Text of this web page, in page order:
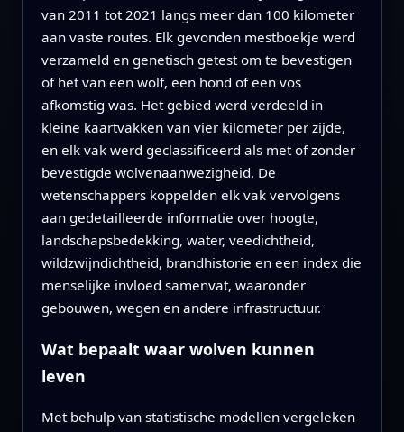
van 2011 tot 2021 langs meer dan 100 kilometer
aan vaste routes. Elk gevonden mestboekje werd
verzameld en genetisch getest om te bevestigen
of het van een wolf, een hond of een vos
afkomstig was. Het gebied werd verdeeld in
kleine kaartvakken van vier kilometer per zijde,
en elk vak werd geclassificeerd als met of zonder
bevestigde wolvenaanwezigheid. De
wetenschappers koppelden elk vak vervolgens
aan gedetailleerde informatie over hoogte,
landschapsbedekking, water, veedichtheid,
wildzwijndichtheid, brandhistorie en een index die
menselijke invloed samenvat, waaronder
gebouwen, wegen en andere infrastructuur.
Wat bepaalt waar wolven kunnen
leven
Met behulp van statistische modellen vergeleken